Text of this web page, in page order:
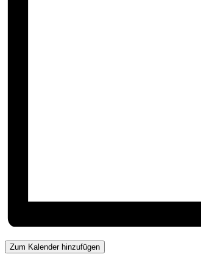
Zum Kalender hinzufügen